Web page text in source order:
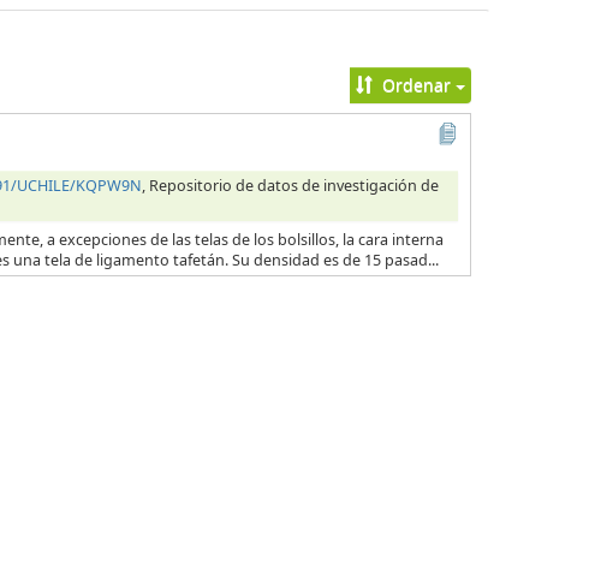
Ordenar
UCHILE/KQPW9N, Repositorio de datos de investigación de
a excepciones de las telas de los bolsillos, la cara interna
tela de ligamento tafetán. Su densidad es de 15 pasad...